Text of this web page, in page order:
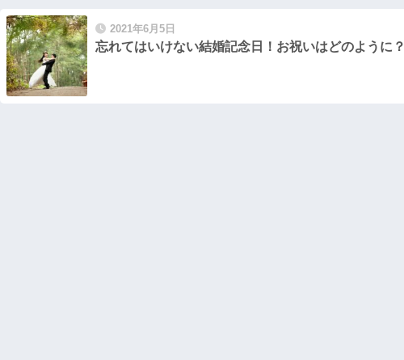
2021年6月5日
忘れてはいけない結婚記念日！お祝いはどのように？